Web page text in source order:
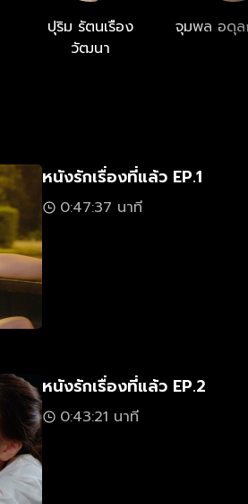
ปุริม รัตนเรือง
วัฒนา
จุมพล อดุ
หนังรักเรื่องที่แล้ว EP.1
0:47:37 นาที
หนังรักเรื่องที่แล้ว EP.2
0:43:21 นาที